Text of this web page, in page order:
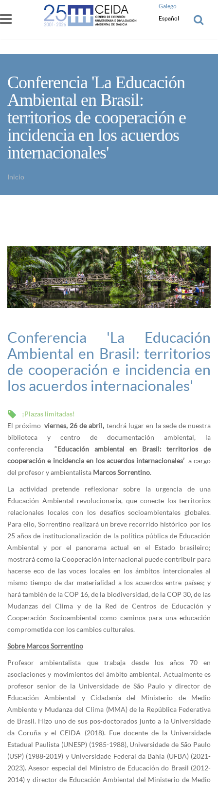
Pasar al contenido principal
Galego
Español
Conferencia 'La Educación
Ambiental en Brasil:
territorios de cooperación e
incidencia en los acuerdos
internacionales'
Inicio
Conferencia 'La Educación
Ambiental en Brasil: territorios
de cooperación e incidencia en
los acuerdos internacionales'
¡Plazas limitadas!
El próximo viernes, 26 de abril,tendrá lugar en la sede de nuestra
biblioteca y centro de documentación ambiental, la
conferencia
‘‘Educación ambiental en Brasil: territorios de
cooperación e incidencia en los acuerdos internacionales’ a cargo
del profesor y ambientalista Marcos Sorrentino.
La actividad pretende reflexionar sobre la urgencia de una
Educación Ambiental revolucionaria, que conecte los territorios
relacionales locales con los desafíos socioambientales globales.
Para ello, Sorrentino realizará un breve recorrido histórico por los
25 años de institucionalización de la política pública de Educación
Ambiental y por el panorama actual en el Estado brasileiro;
mostrará como la Cooperación Internacional puede contribuir para
hacerse eco de las voces locales en los ámbitos intercionales al
mismo tiempo de dar materialidad a los acuerdos entre países; y
hará también de la COP 16, de la biodiversidad, de la COP 30, de las
Mudanzas del Clima y de la Red de Centros de Educación y
Cooperación Socioambiental como caminos para una educación
comprometida con los cambios culturales.
Sobre Marcos Sorrentino
Profesor ambientalista que trabaja desde los años 70 en
asociaciones y movimientos del ámbito ambiental. Actualmente es
profesor senior de la Universidade de São Paulo y director de
Educación Ambiental y Cidadanía del Ministerio de Medio
Ambiente y Mudanza del Clima (MMA) de la República Federativa
de Brasil. Hizo uno de sus pos-doctorados junto a la Universidade
da Coruña y el CEIDA (2018). Fue docente de la Universidade
Estadual Paulista (UNESP) (1985-1988), Universidade de São Paulo
(USP) (1988-2019) y Universidade Federal da Bahía (UFBA) (2021-
2023). Asesor especial del Ministro de Educación do Brasil (2012-
2014) y director de Educación Ambiental del Ministerio de Medio